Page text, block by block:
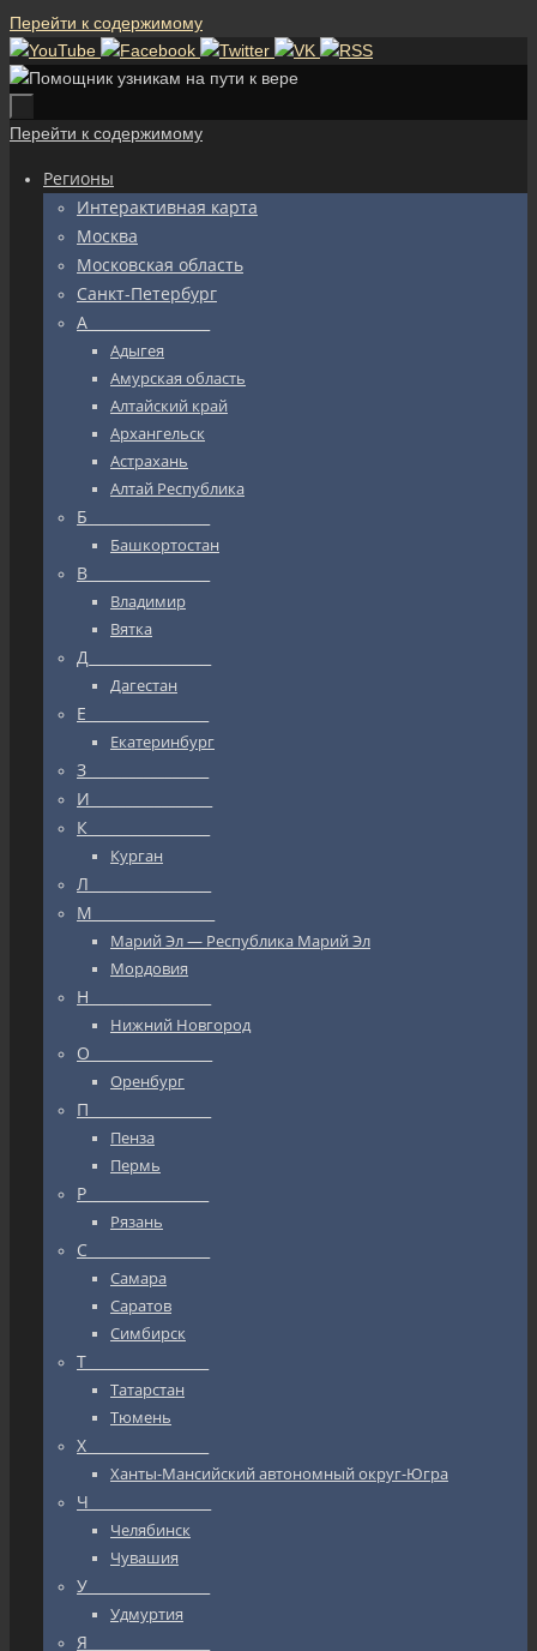
Перейти к содержимому
Перейти к содержимому
Регионы
Интерактивная карта
Москва
Московская область
Санкт-Петербург
А_________________
Адыгея
Амурская область
Алтайский край
Архангельск
Астрахань
Алтай Республика
Б_________________
Башкортостан
В_________________
Владимир
Вятка
Д_________________
Дагестан
Е_________________
Екатеринбург
З_________________
И_________________
К_________________
Курган
Л_________________
М_________________
Марий Эл — Республика Марий Эл
Мордовия
Н_________________
Нижний Новгород
О_________________
Оренбург
П_________________
Пенза
Пермь
Р_________________
Рязань
С_________________
Самара
Саратов
Симбирск
Т_________________
Татарстан
Тюмень
Х_________________
Ханты-Мансийский автономный округ-Югра
Ч_________________
Челябинск
Чувашия
У_________________
Удмуртия
Я_________________